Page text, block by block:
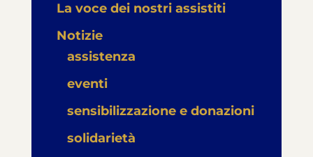
La voce dei nostri assistiti
Notizie
assistenza
eventi
sensibilizzazione e donazioni
solidarietà